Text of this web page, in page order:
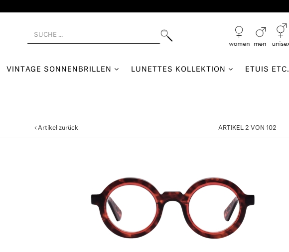
VINTAGE SONNENBRILLEN LUNETTES KOLLEKTION ETUIS ETC.
Artikel zurück ARTIKEL 2 VON 102